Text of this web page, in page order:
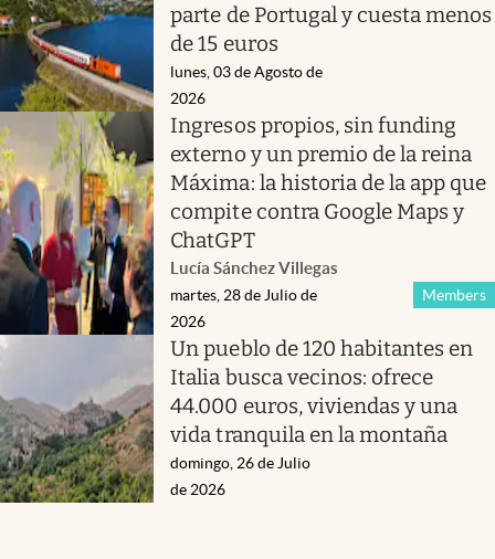
parte de Portugal y cuesta menos
de 15 euros
lunes, 03 de Agosto de
2026
Ingresos propios, sin funding
externo y un premio de la reina
Máxima: la historia de la app que
compite contra Google Maps y
ChatGPT
Lucía Sánchez Villegas
Members
martes, 28 de Julio de
2026
Un pueblo de 120 habitantes en
Italia busca vecinos: ofrece
44.000 euros, viviendas y una
vida tranquila en la montaña
domingo, 26 de Julio
de 2026